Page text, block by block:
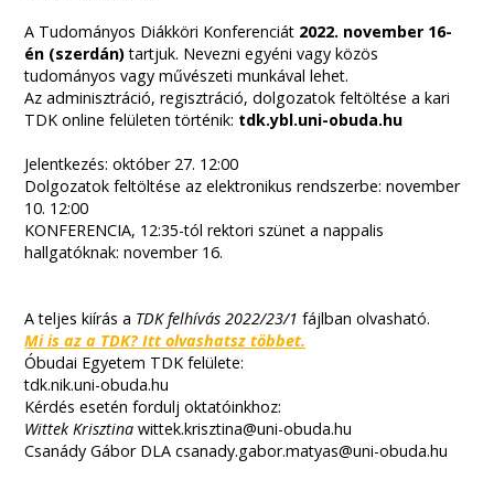
A Tudományos Diákköri Konferenciát 2022. november 16-
én (szerdán)tartjuk. Nevezni egyéni vagy közös
tudományos vagy művészeti munkával lehet.
Az adminisztráció, regisztráció, dolgozatok feltöltése a kari
TDK online felületen történik: tdk.ybl.uni-obuda.hu
Jelentkezés: október 27. 12:00
Dolgozatok feltöltése az elektronikus rendszerbe: november
10. 12:00
KONFERENCIA, 12:35-tól rektori szünet a nappalis
hallgatóknak: november 16.
A teljes kiírás a TDK felhívás 2022/23/1 fájlban olvasható.
Mi is az a TDK? Itt olvashatsz többet.
Óbudai Egyetem TDK felülete:
tdk.nik.uni-obuda.hu
Kérdés esetén fordulj oktatóinkhoz:
Wittek Krisztina wittek.krisztina@uni-obuda.hu
Csanády Gábor DLA csanady.gabor.matyas@uni-obuda.hu